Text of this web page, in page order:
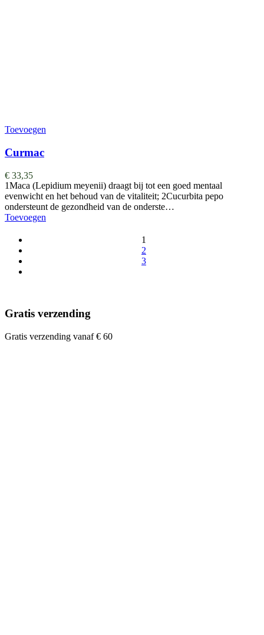
Toevoegen
Curmac
€ 33,35
1Maca (Lepidium meyenii) draagt bij tot een goed mentaal
evenwicht en het behoud van de vitaliteit; 2Cucurbita pepo
ondersteunt de gezondheid van de onderste…
Toevoegen
1
2
3
Gratis verzending
Gratis verzending vanaf € 60